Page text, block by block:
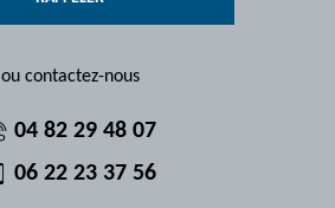
ou contactez-nous
04 82 29 48 07
06 22 23 37 56